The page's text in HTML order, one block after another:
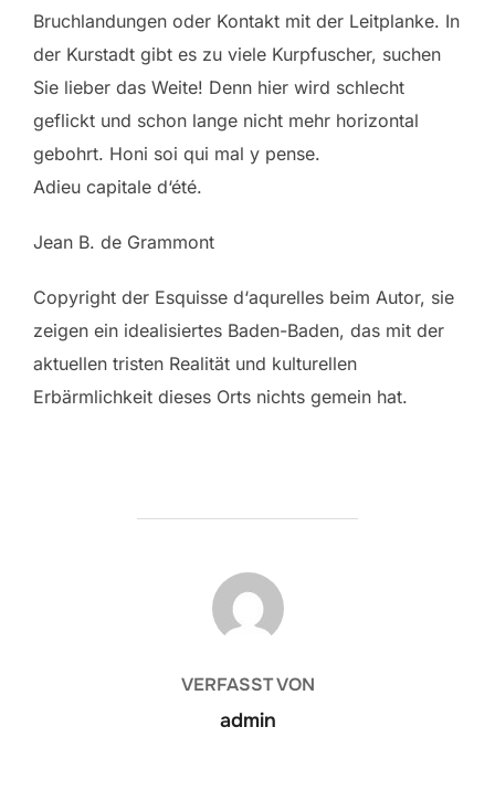
Bruchlandungen oder Kontakt mit der Leitplanke. In
der Kurstadt gibt es zu viele Kurpfuscher, suchen
Sie lieber das Weite! Denn hier wird schlecht
geflickt und schon lange nicht mehr horizontal
gebohrt. Honi soi qui mal y pense.
Adieu capitale d‘été.
Jean B. de Grammont
Copyright der Esquisse d‘aqurelles beim Autor, sie
zeigen ein idealisiertes Baden-Baden, das mit der
aktuellen tristen Realität und kulturellen
Erbärmlichkeit dieses Orts nichts gemein hat.
BEITRAGSAUTOR
VERFASST VON
admin